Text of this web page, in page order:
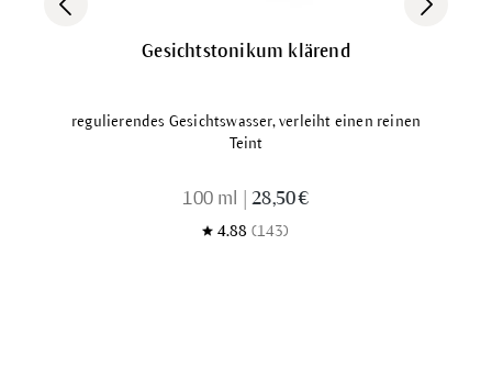
Gesichtstonikum klärend
regulierendes Gesichtswasser, verleiht einen reinen
Teint
100 ml 28,50 €
4.88 (143)